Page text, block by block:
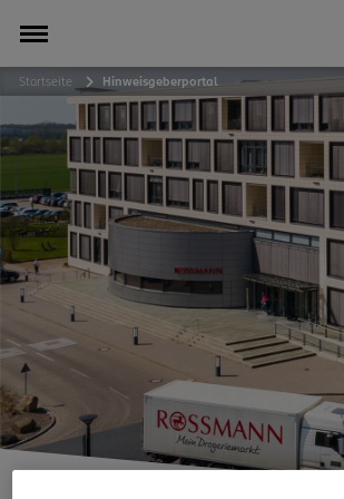
Startseite Hinweisgeberportal